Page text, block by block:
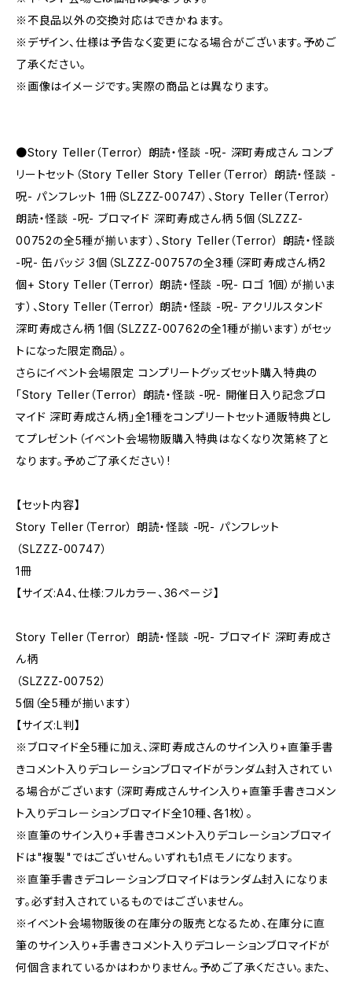
※不良品以外の交換対応はできかねます。
※デザイン、仕様は予告なく変更になる場合がございます。予めご
了承ください。
※画像はイメージです。実際の商品とは異なります。
●Story Teller（Terror） 朗読・怪談 -呪- 深町寿成さん コンプ
リートセット（Story Teller Story Teller（Terror） 朗読・怪談 -
呪- パンフレット 1冊（SLZZZ-00747）、Story Teller（Terror）
朗読・怪談 -呪- ブロマイド 深町寿成さん柄 5個（SLZZZ-
00752の全5種が揃います）、Story Teller（Terror） 朗読・怪談
-呪- 缶バッジ 3個（SLZZZ-00757の全3種（深町寿成さん柄2
個+ Story Teller（Terror） 朗読・怪談 -呪- ロゴ 1個）が揃いま
す）、Story Teller（Terror） 朗読・怪談 -呪- アクリルスタンド
深町寿成さん柄 1個（SLZZZ-00762の全1種が揃います）がセッ
トになった限定商品）。
さらにイベント会場限定 コンプリートグッズセット購入特典の
「Story Teller（Terror） 朗読・怪談 -呪- 開催日入り記念ブロ
マイド 深町寿成さん柄」全1種をコンプリートセット通販特典とし
てプレゼント（イベント会場物販購入特典はなくなり次第終了と
なります。予めご了承ください）!
【セット内容】
Story Teller（Terror） 朗読・怪談 -呪- パンフレット
（SLZZZ-00747）
1冊
【サイズ:A4、仕様:フルカラー、36ページ】
Story Teller（Terror） 朗読・怪談 -呪- ブロマイド 深町寿成さ
ん柄
（SLZZZ-00752）
5個（全5種が揃います）
【サイズ:L判】
※ブロマイド全5種に加え、深町寿成さんのサイン入り+直筆手書
きコメント入りデコレーションブロマイドがランダム封入されてい
る場合がございます（深町寿成さんサイン入り+直筆手書きコメン
ト入りデコレーションブロマイド全10種、各1枚）。
※直筆のサイン入り+手書きコメント入りデコレーションブロマイ
ドは"複製"ではございせん。いずれも1点モノになります。
※直筆手書きデコレーションブロマイドはランダム封入になりま
す。必ず封入されているものではございません。
※イベント会場物販後の在庫分の販売となるため、在庫分に直
筆のサイン入り+手書きコメント入りデコレーションブロマイドが
何個含まれているかはわかりません。予めご了承ください。また、